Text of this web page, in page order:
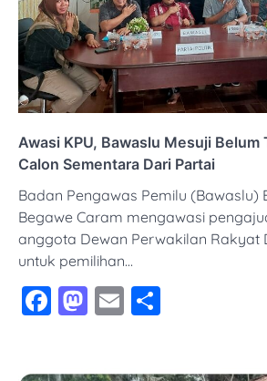
Awasi KPU, Bawaslu Mesuji Belum
Calon Sementara Dari Partai
Badan Pengawas Pemilu (Bawaslu)
Begawe Caram mengawasi
anggota Dewan Perwakilan Rakyat
untuk pemilihan…
Facebook
Mastodon
Email